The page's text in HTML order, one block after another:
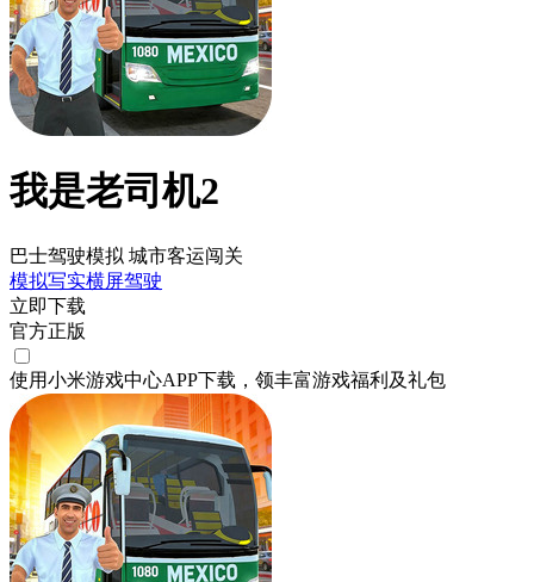
我是老司机2
巴士驾驶模拟 城市客运闯关
模拟写实横屏驾驶
立即下载
官方正版
使用小米游戏中心APP下载 ，领丰富游戏福利 及礼包